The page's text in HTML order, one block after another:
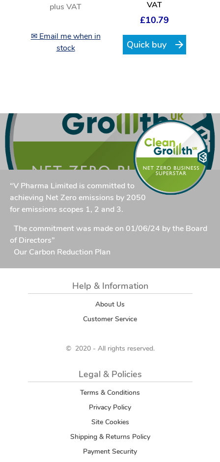
plus VAT
✉ Email me when in
stock
VAT
£10.79
Quick buy
“V Pharma Limited is committed to
achieving Net Zero emissions by 2050
for emissions scopes 1, 2 and 3.
The commitment was made on 01/06/24 by the Board
of Directors”
Our Carbon Reduction Plan
Help & Information
About Us
Customer Service
© 2020 - All rights reserved.
Legal & Policies
Terms & Conditions
Privacy Policy
Site Cookies
Shipping & Returns Policy
Payment Security